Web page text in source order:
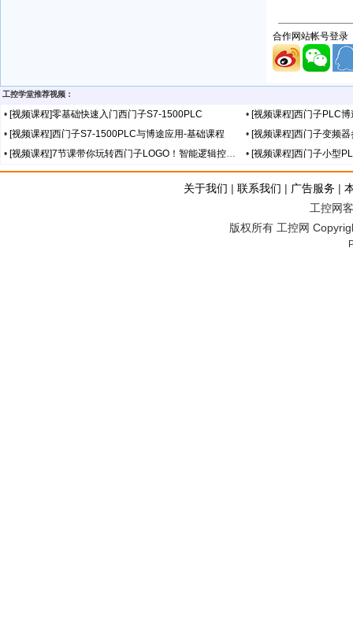
工控学堂推荐视频：
• [视频课程]零基础快速入门西门子S7-1500PLC • [视频课程]西门子PLC
• [视频课程]西门子S7-1500PLC与博途应用-基础课程 • [视频课程]西门子变频
• [视频课程]7节课带你玩转西门子LOGO！智能逻辑控制器 • [视频课程]西门子小型
关于我们 | 联系我们 | 广告服务 |
工控网
版权所有 工控网